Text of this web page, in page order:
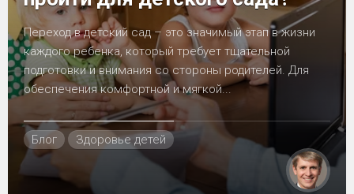
Переход в детский сад – это значимый этап в жизни
каждого ребенка, который требует тщательной
подготовки и внимания со стороны родителей. Для
обеспечения комфортной и мягкой...
Блог Здоровье детей